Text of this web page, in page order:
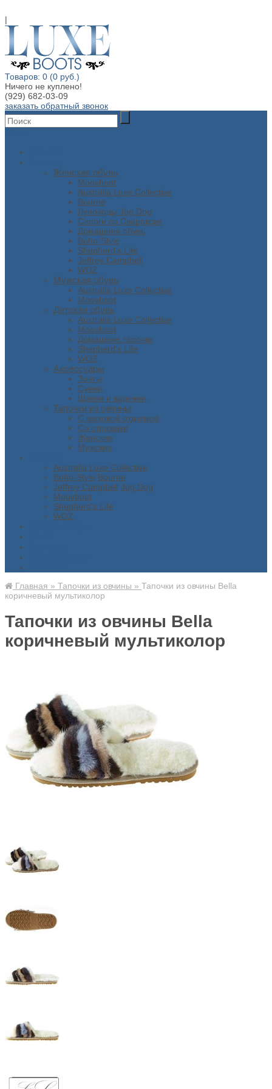
|
Товаров: 0 (0 руб.)
Ничего не куплено!
(929) 682-03-09
заказать обратный звонок
Женская обувь
Moovboot
Australia Luxe Collective
Bourne
Луноходы Jog Dog
Сапоги со Сваровски
Домашняя обувь
Boho-Style
Shepherd's Life
Jeffrey Campbell
WOZ
Мужская обувь
Australia Luxe Collective
Moovboot
Детская обувь
Australia Luxe Collective
Moovboot
Домашние тапочки
Shepherd's Life
WOZ
Аксессуары
Зонты
Сумки
Шапки и варежки
Тапочки из овчины
С меховой отделкой
Со стразами
Женские
Мужские
Australia Luxe Collective
Boho-Style Bourne
Jeffrey Campbell Jog Dog
Moovboot
Shepherd’s Life
WOZ
Главная » Тапочки из овчины » Тапочки из овчины Bella
коричневый мультиколор
Тапочки из овчины Bella
коричневый мультиколор